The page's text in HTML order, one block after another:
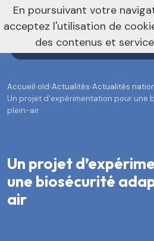
Accueil›old›Actualités›Actualités
Un projet d’expérimentation pour une
plein-air
Un projet
une biosécurité
air
En poursuivant votre
acceptez l'utilisation de
des contenus et